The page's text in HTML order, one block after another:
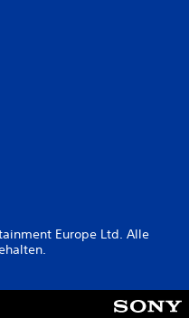
Europe Ltd. Alle